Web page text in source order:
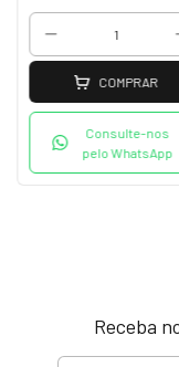
COMPRAR
Consulte-nos
pelo WhatsApp
Receba